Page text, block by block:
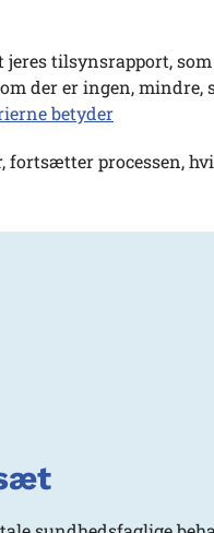
tilsynsrapport,
der er ingen,
betyder
processen,